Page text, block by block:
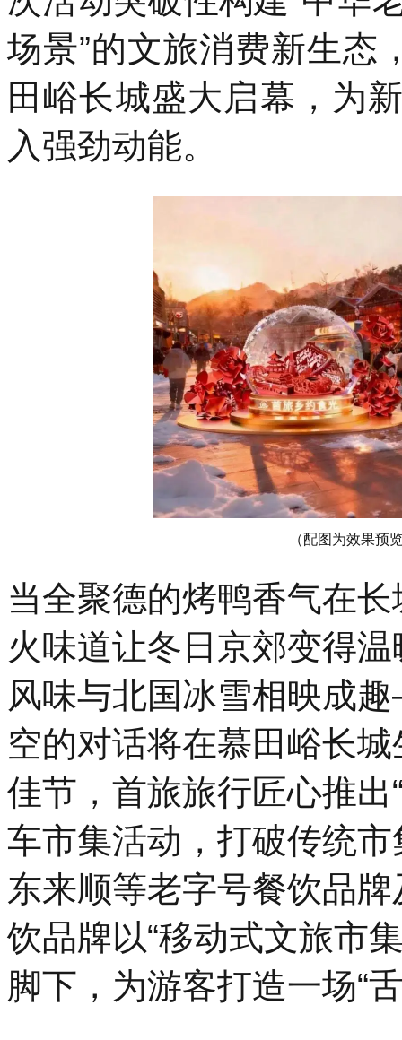
场景”的文旅消费新生态
田峪长城盛大启幕，为
入强劲动能。
（配图为效果预
当全聚德的烤鸭香气在
火味道让冬日京郊变得
风味与北国冰雪相映成
空的对话将在慕田峪长
佳节，首旅旅行匠心推出
车市集活动，打破传统
东来顺等老字号餐饮品
饮品牌以“移动式文旅市
脚下，为游客打造一场“